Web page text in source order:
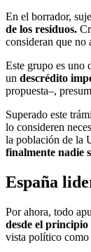
En el borrador,
de los residuos.
consideran que no
Este grupo es uno
un descrédito
propuesta–,
Superado este
lo consideren
la población de la
finalmente nadie
España
Por ahora, todo
desde el principio
vista político como